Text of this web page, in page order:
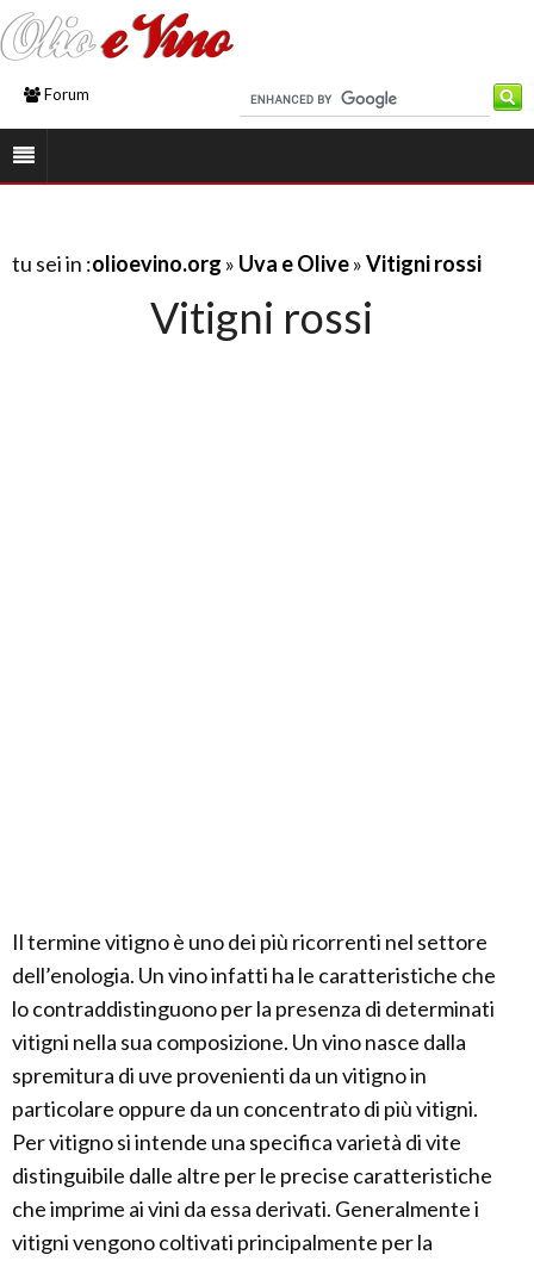
Forum
tu sei in :olioevino.org » Uva e Olive»Vitigni rossi
Vitigni rossi
Il termine vitigno è uno dei più ricorrenti nel settore
dell’enologia. Un vino infatti ha le caratteristiche che
lo contraddistinguono per la presenza di determinati
vitigni nella sua composizione. Un vino nasce dalla
spremitura di uve provenienti da un vitigno in
particolare oppure da un concentrato di più vitigni.
Per vitigno si intende una specifica varietà di vite
distinguibile dalle altre per le precise caratteristiche
che imprime ai vini da essa derivati. Generalmente i
vitigni vengono coltivati principalmente per la